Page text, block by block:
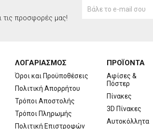
τις προσφορές μας!
ΛΟΓΑΡΙΑΣΜΟΣ
Όροι και Προϋποθέσεις
Πολιτική Απορρήτου
Τρόποι Αποστολής
Τρόποι Πληρωμής
Πολιτική Επιστροφών
ΠΡΟΪΟΝΤΑ
Αφίσες &
Πόστερ
Πίνακες
3D Πίνακες
Αυτοκόλλητα